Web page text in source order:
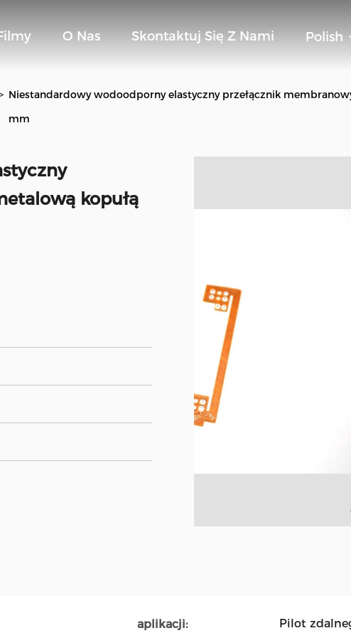
O Nas Skontaktuj Się Z Nami Polish
Niestandardowy wodoodporny elastyczny przełącznik
mm
kopułą
aplikacji: Pilot